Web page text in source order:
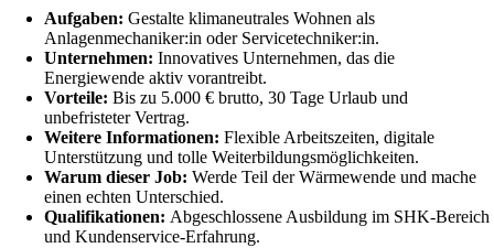
Aufgaben: Gestalte klimaneutrales Wohnen als
Anlagenmechaniker:in oder Servicetechniker:in.
Unternehmen: Innovatives Unternehmen, das die
Energiewende aktiv vorantreibt.
Vorteile: Bis zu 5.000 € brutto, 30 Tage Urlaub und
unbefristeter Vertrag.
Weitere Informationen: Flexible Arbeitszeiten, digitale
Unterstützung und tolle Weiterbildungsmöglichkeiten.
Warum dieser Job: Werde Teil der Wärmewende und mache
einen echten Unterschied.
Qualifikationen: Abgeschlossene Ausbildung im SHK-Bereich
und Kundenservice-Erfahrung.